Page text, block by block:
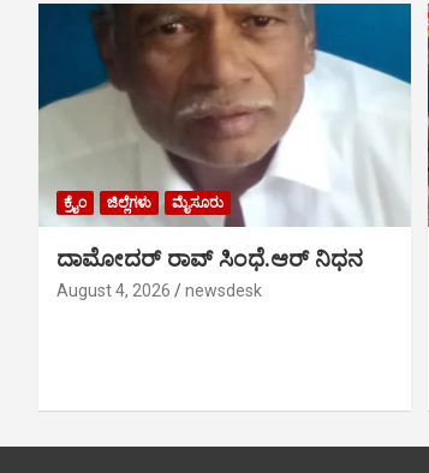
ಕ್ರೈಂ ಜಿಲ್ಲೆಗಳು ಮೈಸೂರು
ದಾಮೋದರ್ ರಾವ್ ಸಿಂಧೆ.ಆರ್ ನಿಧನ
August 4, 2026 newsdesk